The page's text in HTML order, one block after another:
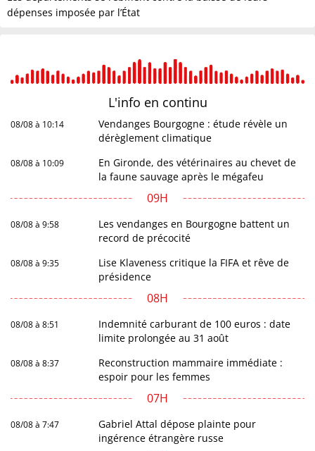
dépenses imposée par l’État
L'info en continu
08/08 à 10:14
Vendanges Bourgogne : étude révèle un
dérèglement climatique
08/08 à 10:09
En Gironde, des vétérinaires au chevet de
la faune sauvage après le mégafeu
09H
08/08 à 9:58
Les vendanges en Bourgogne battent un
record de précocité
08/08 à 9:35
Lise Klaveness critique la FIFA et rêve de
présidence
08H
08/08 à 8:51
Indemnité carburant de 100 euros : date
limite prolongée au 31 août
08/08 à 8:37
Reconstruction mammaire immédiate :
espoir pour les femmes
07H
08/08 à 7:47
Gabriel Attal dépose plainte pour
ingérence étrangère russe